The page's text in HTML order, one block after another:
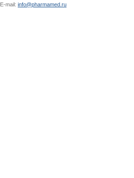
E-mail: info@pharmamed.ru